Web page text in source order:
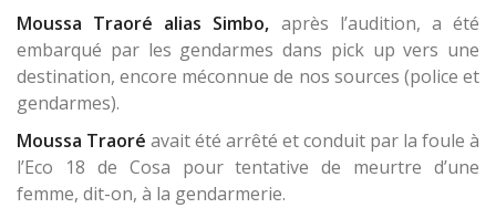
Moussa Traoré alias Simbo, après l’audition, a été
embarqué par les gendarmes dans pick up vers une
destination, encore méconnue de nos sources (police et
gendarmes).
Moussa Traoré avait été arrêté et conduit par la foule à
l’Eco 18 de Cosa pour tentative de meurtre d’une
femme, dit-on, à la gendarmerie.